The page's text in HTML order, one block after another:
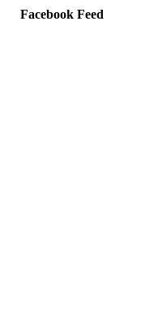
Facebook Feed